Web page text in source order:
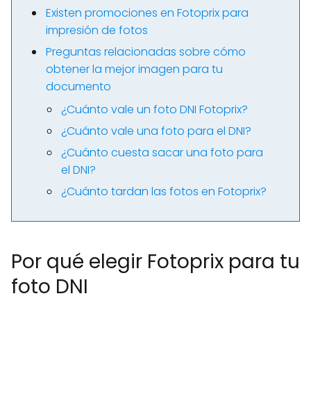
Existen promociones en Fotoprix para
impresión de fotos
Preguntas relacionadas sobre cómo
obtener la mejor imagen para tu
documento
¿Cuánto vale un foto DNI Fotoprix?
¿Cuánto vale una foto para el DNI?
¿Cuánto cuesta sacar una foto para
el DNI?
¿Cuánto tardan las fotos en Fotoprix?
Por qué elegir Fotoprix para tu
foto DNI